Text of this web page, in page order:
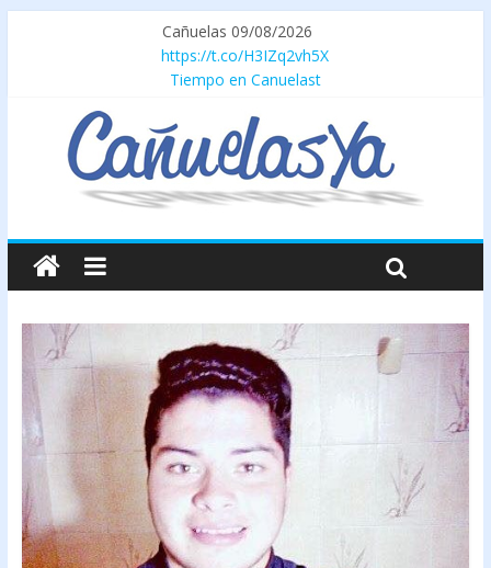
Cañuelas 09/08/2026
https://t.co/H3IZq2vh5X
Tiempo en Canuelast